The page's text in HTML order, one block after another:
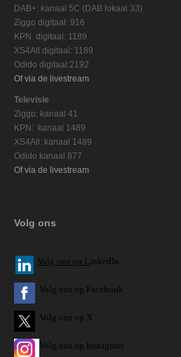
DAB+: kanaal 5C (DAB lokaal 33)
Ziggo digitaal: 916
KPN digitaal: 1189
XS4All digitaal: 1189
Odido digitaal:2192
Of via de livestream
Televisie
Ziggo: kanaal 41
KPN: kanaal 1489
XS4All: kanaal 1489
Odido kanaal 877
Of via de livestream
Volg ons
Volg ons op L inkedIn
Volg ons op Facebook
Volg ons op X
Volg ons op Instagram